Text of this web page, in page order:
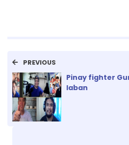
PREVIOUS
Pinay fighter
laban